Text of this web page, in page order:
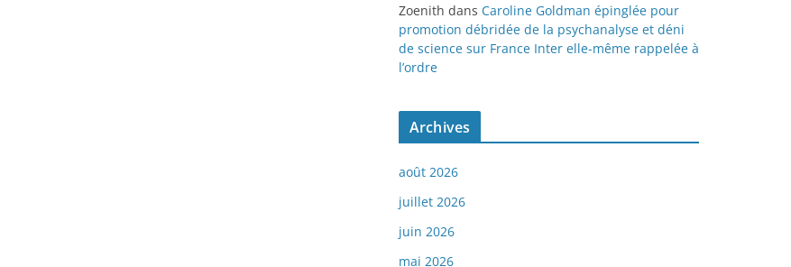
Zoenith dans Caroline Goldman épinglée pour
promotion débridée de la psychanalyse et déni
de science sur France Inter elle-même rappelée à
l’ordre
Archives
août 2026
juillet 2026
juin 2026
mai 2026